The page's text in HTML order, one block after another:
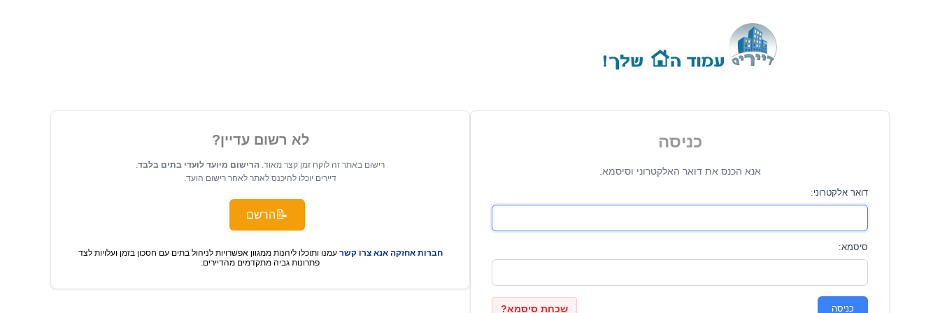
כניסה
אנא הכנס את דואר האלקטרוני וסיסמא.
דואר אלקטרוני:
סיסמא:
כניסה שכחת סיסמא?
לא רשום עדיין?
רישום באתר זה לוקח זמן קצר מאוד. הרישום מיועד לועדי בתים בלבד.
דיירים יוכלו להיכנס לאתר לאחר רישום הועד.
📝 הרשם
חברות אחזקה אנא צרו קשר עמנו ותוכלו ליהנות ממגוון אפשרויות לניהול בתים עם חסכון בזמן ועלויות לצד
פתרונות גביה מתקדמים מהדיירים.